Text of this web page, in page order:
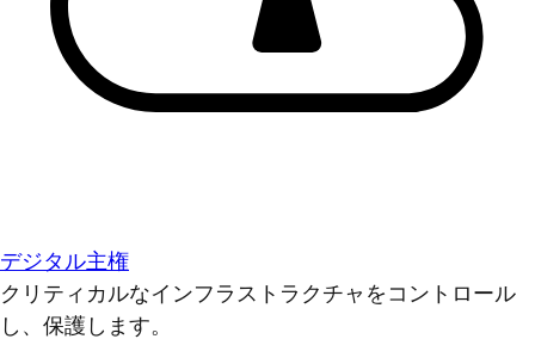
デジタル主権
クリティカルなインフラストラクチャをコントロール
し、保護します。